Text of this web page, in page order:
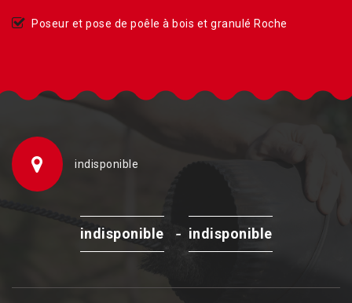
Poseur et pose de poêle à bois et granulé Roche
indisponible
indisponible - indisponible